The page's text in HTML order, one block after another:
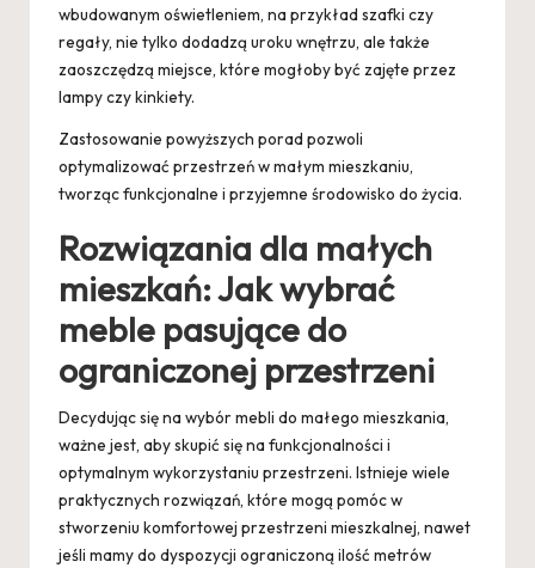
wbudowanym oświetleniem, na przykład szafki czy
regały, nie tylko dodadzą uroku wnętrzu, ale także
zaoszczędzą miejsce, które mogłoby być zajęte przez
lampy czy kinkiety.
Zastosowanie powyższych porad pozwoli
optymalizować przestrzeń w małym mieszkaniu,
tworząc funkcjonalne i przyjemne środowisko do życia.
Rozwiązania dla małych
mieszkań: Jak wybrać
meble pasujące do
ograniczonej przestrzeni
Decydując się na wybór mebli do małego mieszkania,
ważne jest, aby skupić się na funkcjonalności i
optymalnym wykorzystaniu przestrzeni. Istnieje wiele
praktycznych rozwiązań, które mogą pomóc w
stworzeniu komfortowej przestrzeni mieszkalnej, nawet
jeśli mamy do dyspozycji ograniczoną ilość metrów